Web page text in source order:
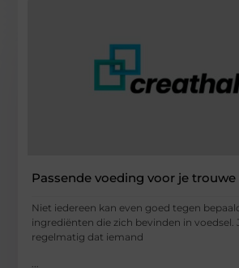
Passende voeding voor je
Niet iedereen kan even goed tegen
ingrediënten die zich bevinden in voedsel.
regelmatig dat iemand